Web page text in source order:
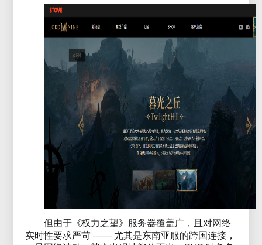
但由于《权力之望》服务器覆盖广，且对网络
实时性要求严苛 —— 尤其是东南亚服的跨国连接，